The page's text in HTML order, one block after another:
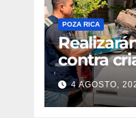
POZA RICA
contra
dengue
4 AGOSTO,